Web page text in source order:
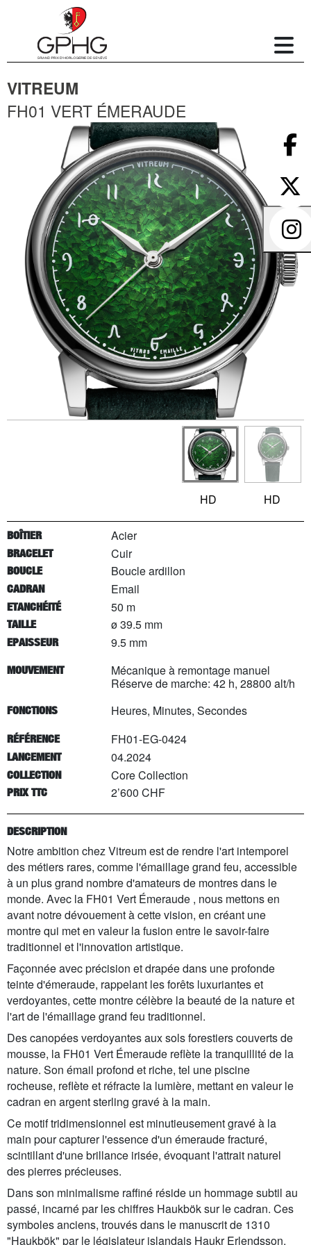
VITREUM
FH01 VERT ÉMERAUDE
HD HD
BOÎTIER Acier
BRACELET Cuir
BOUCLE Boucle ardillon
CADRAN Email
ETANCHÉITÉ 50 m
TAILLE ø 39.5 mm
EPAISSEUR 9.5 mm
MOUVEMENT
Mécanique à remontage manuel
Réserve de marche: 42 h, 28800 alt/h
FONCTIONS Heures, Minutes, Secondes
RÉFÉRENCE FH01-EG-0424
LANCEMENT 04.2024
COLLECTION Core Collection
PRIX TTC 2’600 CHF
DESCRIPTION
Notre ambition chez Vitreum est de rendre l'art intemporel
des métiers rares, comme l'émaillage grand feu, accessible
à un plus grand nombre d'amateurs de montres dans le
monde. Avec la FH01 Vert Émeraude , nous mettons en
avant notre dévouement à cette vision, en créant une
montre qui met en valeur la fusion entre le savoir-faire
traditionnel et l'innovation artistique.
Façonnée avec précision et drapée dans une profonde
teinte d'émeraude, rappelant les forêts luxuriantes et
verdoyantes, cette montre célèbre la beauté de la nature et
l'art de l'émaillage grand feu traditionnel.
Des canopées verdoyantes aux sols forestiers couverts de
mousse, la FH01 Vert Émeraude reflète la tranquillité de la
nature. Son émail profond et riche, tel une piscine
rocheuse, reflète et réfracte la lumière, mettant en valeur le
cadran en argent sterling gravé à la main.
Ce motif tridimensionnel est minutieusement gravé à la
main pour capturer l'essence d'un émeraude fracturé,
scintillant d'une brillance irisée, évoquant l'attrait naturel
des pierres précieuses.
Dans son minimalisme raffiné réside un hommage subtil au
passé, incarné par les chiffres Haukbök sur le cadran. Ces
symboles anciens, trouvés dans le manuscrit de 1310
"Haukbök" par le législateur islandais Haukr Erlendsson,